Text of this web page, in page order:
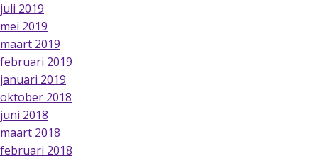
juli 2019
mei 2019
maart 2019
februari 2019
januari 2019
oktober 2018
juni 2018
maart 2018
februari 2018